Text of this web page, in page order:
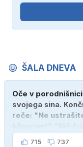
ŠALA DNEVA
Oče v
svojega sina.
reče: "Ne
kilogram!" "Nič
ženo poznava
715 737